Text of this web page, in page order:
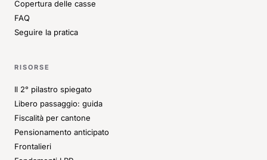
Copertura delle casse
FAQ
Seguire la pratica
RISORSE
Il 2° pilastro spiegato
Libero passaggio: guida
Fiscalità per cantone
Pensionamento anticipato
Frontalieri